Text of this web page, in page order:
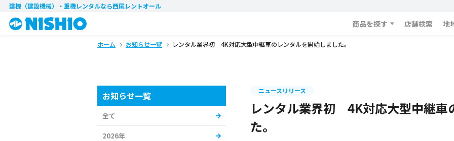
建機（建設機械）・重機レンタルなら西尾レントオール
商品を探す 店舗検索 地
ホーム お知らせ一覧 レンタル業界初 4K対応大型中継車のレンタルを開始しました。
ニュースリリース
レンタル業界初 4K対応大型中継車
た。
お知らせ一覧
全て
2026年